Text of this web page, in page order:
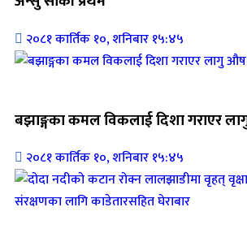
२०८१ कार्तिक १०, शनिबार १५:४५
बझाङ्गका कमल विकलाई दिशा गराएर
२०८१ कार्तिक १०, शनिबार १५:४५